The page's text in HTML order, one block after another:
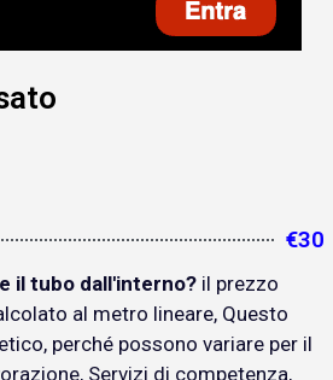
€30
il tubo dall'interno? il prezzo
al metro lineare, Questo
perché possono variare per il
Servizi di competenza,